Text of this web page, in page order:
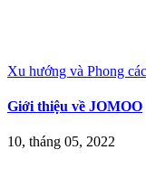
Xu hướng và Phong
Giới thiệu về JOMOO
10, tháng 05, 2022